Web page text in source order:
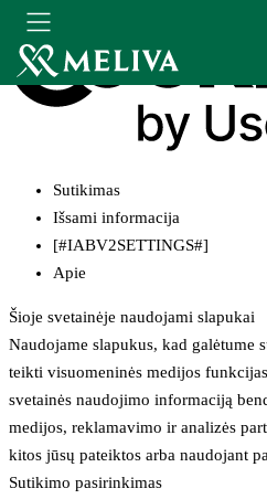
Sutikimas
Išsami informacija
[#IABV2SETTINGS#]
Apie
Šioje svetainėje naudojami slapukai
Naudojame slapukus, kad galėtume
teikti visuomeninės medijos
svetainės naudojimo informaciją
medijos, reklamavimo ir analizės
kitos jūsų pateiktos arba naudojant
Sutikimo pasirinkimas